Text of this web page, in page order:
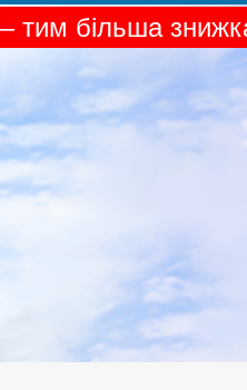
тим більша